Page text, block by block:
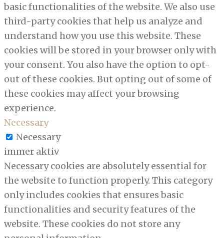
basic functionalities of the website. We also use
third-party cookies that help us analyze and
understand how you use this website. These
cookies will be stored in your browser only with
your consent. You also have the option to opt-
out of these cookies. But opting out of some of
these cookies may affect your browsing
experience.
Necessary
Necessary
immer aktiv
Necessary cookies are absolutely essential for
the website to function properly. This category
only includes cookies that ensures basic
functionalities and security features of the
website. These cookies do not store any